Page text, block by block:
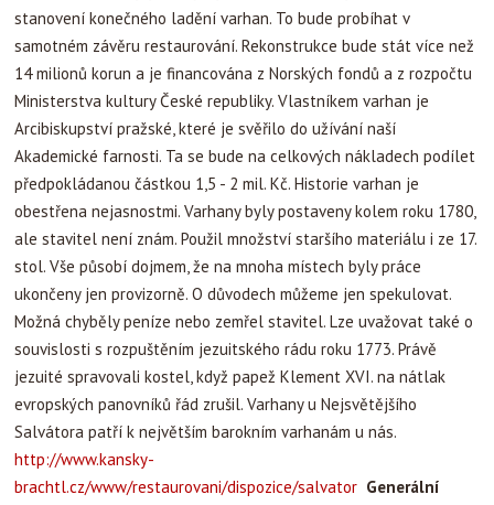
stanovení konečného ladění varhan. To bude probíhat v
samotném závěru restaurování. Rekonstrukce bude stát více než
14 milionů korun a je financována z Norských fondů a z rozpočtu
Ministerstva kultury České republiky. Vlastníkem varhan je
Arcibiskupství pražské, které je svěřilo do užívání naší
Akademické farnosti. Ta se bude na celkových nákladech podílet
předpokládanou částkou 1,5 - 2 mil. Kč. Historie varhan je
obestřena nejasnostmi. Varhany byly postaveny kolem roku 1780,
ale stavitel není znám. Použil množství staršího materiálu i ze 17.
stol. Vše působí dojmem, že na mnoha místech byly práce
ukončeny jen provizorně. O důvodech můžeme jen spekulovat.
Možná chyběly peníze nebo zemřel stavitel. Lze uvažovat také o
souvislosti s rozpuštěním jezuitského rádu roku 1773. Právě
jezuité spravovali kostel, když papež Klement XVI. na nátlak
evropských panovníků řád zrušil. Varhany u Nejsvětějšího
Salvátora patří k největším barokním varhanám u nás.
http://www.kansky-
brachtl.cz/www/restaurovani/dispozice/salvator Generální